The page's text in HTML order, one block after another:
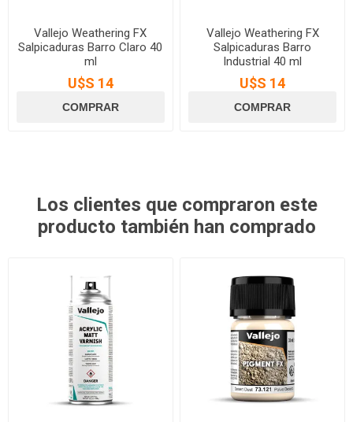
Vallejo Weathering FX
Salpicaduras Barro Claro 40
ml
U$S 14
Vallejo Weathering FX
Salpicaduras Barro
Industrial 40 ml
U$S 14
Los clientes que compraron este
producto también han comprado